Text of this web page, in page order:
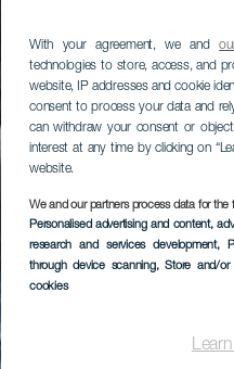
With your agreement, we and
technologies to store, access, and
website, IP addresses and cookie
consent to process your data and
can withdraw your consent or
interest at any time by clicking on
website.
We and our partners process data for the
Personalised advertising and content,
research and services development,
through device scanning, Store and/or
cookies